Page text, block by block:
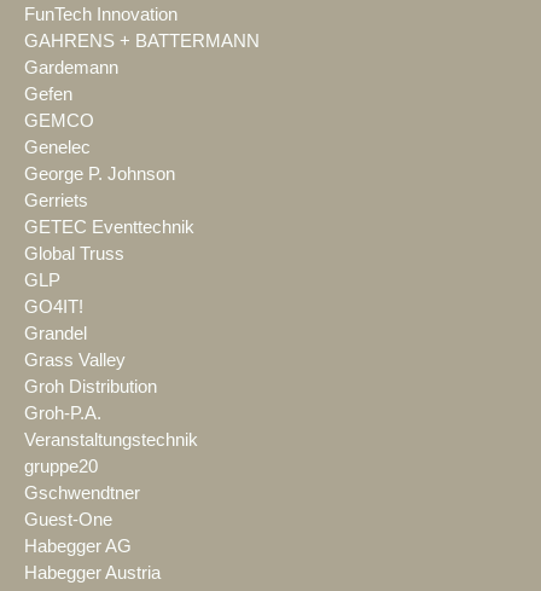
FunTech Innovation
GAHRENS + BATTERMANN
Gardemann
Gefen
GEMCO
Genelec
George P. Johnson
Gerriets
GETEC Eventtechnik
Global Truss
GLP
GO4IT!
Grandel
Grass Valley
Groh Distribution
Groh-P.A.
Veranstaltungstechnik
gruppe20
Gschwendtner
Guest-One
Habegger AG
Habegger Austria